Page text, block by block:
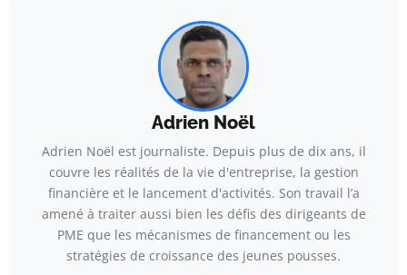
Adrien Noël
Adrien Noël est journaliste. Depuis plus de dix ans, il
couvre les réalités de la vie d'entreprise, la gestion
financière et le lancement d'activités. Son travail l’a
amené à traiter aussi bien les défis des dirigeants de
PME que les mécanismes de financement ou les
stratégies de croissance des jeunes pousses.